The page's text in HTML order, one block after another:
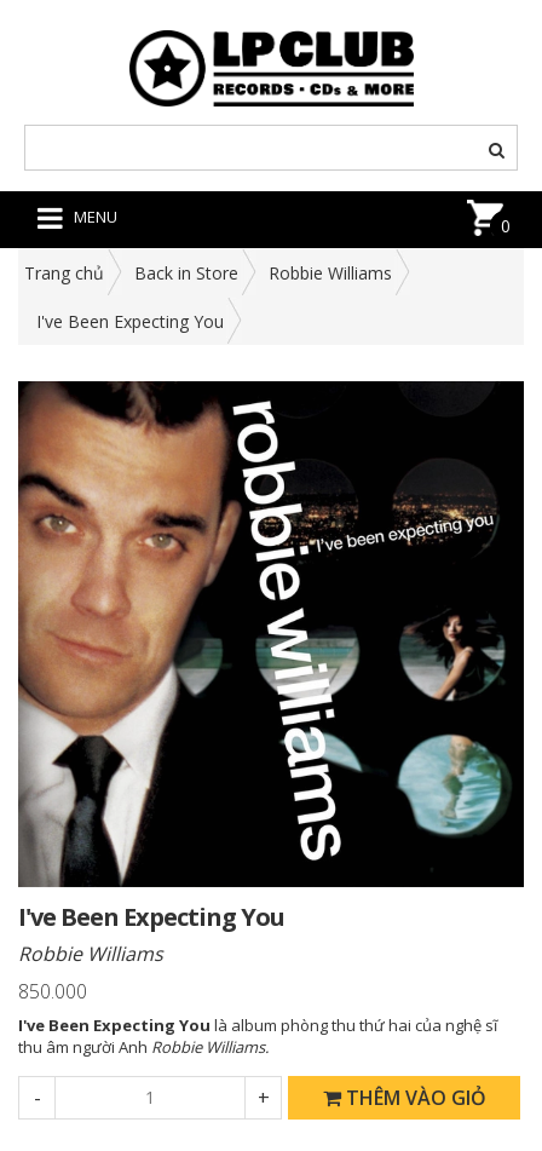
MENU 0
Trang chủ Back in Store Robbie Williams
I've Been Expecting You
I've Been Expecting You
Robbie Williams
850.000
I've Been Expecting You là album phòng thu thứ hai của nghệ sĩ
thu âm người Anh Robbie Williams.
+
- THÊM VÀO GIỎ